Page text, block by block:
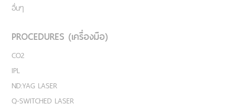
อื่นๆ
PROCEDURES (เครื่องมือ)
CO2
IPL
ND:YAG LASER
Q-SWITCHED LASER